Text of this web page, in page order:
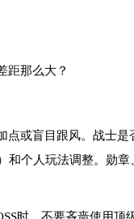
距那么大？
或盲目跟风。战士
和个人玩法调整。勋